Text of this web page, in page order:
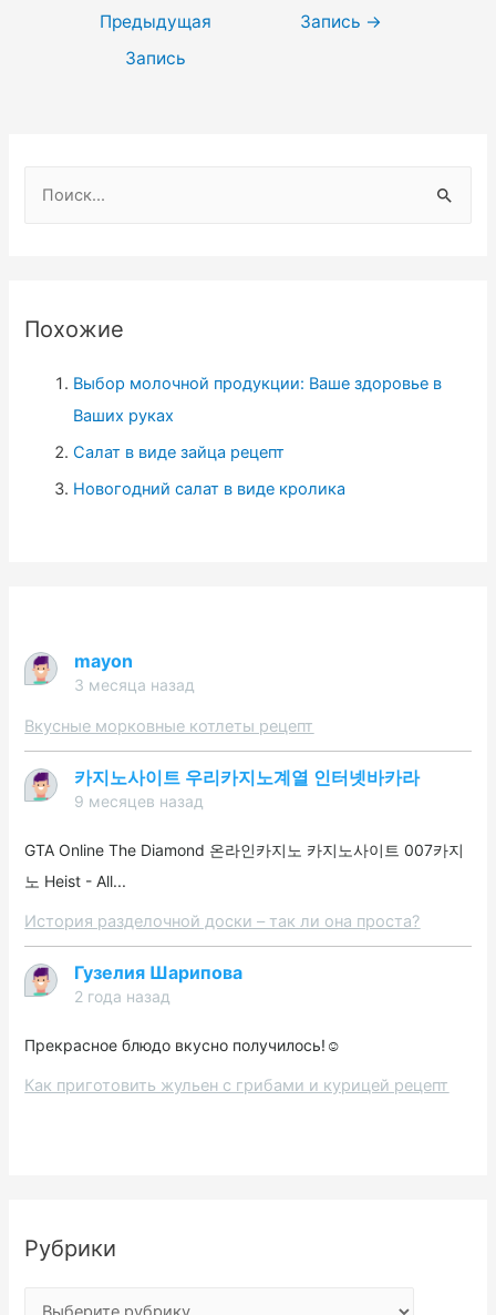
записям
Предыдущая
Запись
Запись →
:Похожие
Выбор молочной продукции: Ваше здоровье в
Ваших руках
Салат в виде зайца рецепт
Новогодний салат в виде кролика
mayon
3 месяца назад
Вкусные морковные котлеты рецепт
카지노사이트 우리카지노계열 인터넷바카라
9 месяцев назад
GTA Online The Diamond 온라인카지노 카지노사이트 007카지
노 Heist - All...
История разделочной доски – так ли она проста?
Гузелия Шарипова
2 года назад
Прекрасное блюдо вкусно получилось!☺️
Как приготовить жульен с грибами и курицей рецепт
Рубрики